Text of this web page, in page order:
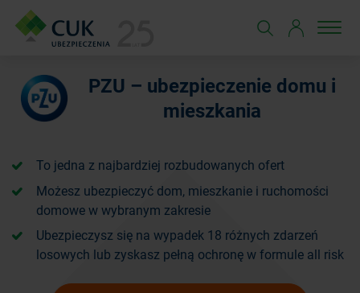
PZU – ubezpieczenie domu i
mieszkania
To jedna z najbardziej rozbudowanych ofert
Możesz ubezpieczyć dom, mieszkanie i ruchomości
domowe w wybranym zakresie
Ubezpieczysz się na wypadek 18 różnych zdarzeń
losowych lub zyskasz pełną ochronę w formule all risk